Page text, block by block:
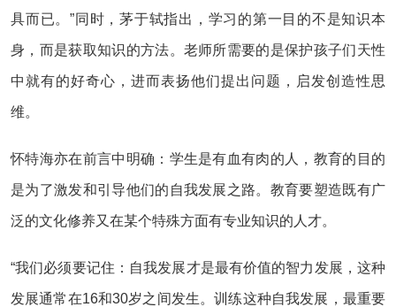
具而已。”同时，茅于轼指出，学习的第一目的不是知识本
身，而是获取知识的方法。老师所需要的是保护孩子们天性
中就有的好奇心，进而表扬他们提出问题，启发创造性思
维。
怀特海亦在前言中明确：学生是有血有肉的人，教育的目的
是为了激发和引导他们的自我发展之路。教育要塑造既有广
泛的文化修养又在某个特殊方面有专业知识的人才。
“我们必须要记住：自我发展才是最有价值的智力发展，这种
发展通常在16和30岁之间发生。训练这种自我发展，最重要